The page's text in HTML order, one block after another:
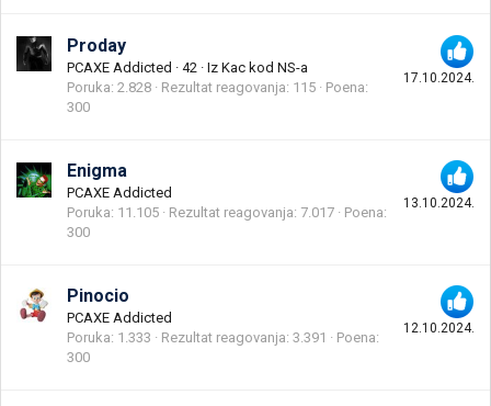
17.10.2024.
Proday
PCAXE Addicted · 42 · Iz Kac kod NS-a
Poruka 2.828 Rezultat reagovanja 115
Poena
300
13.10.2024.
Enigma
PCAXE Addicted
Poruka 11.105 Rezultat reagovanja 7.017
Poena
300
12.10.2024.
Pinocio
PCAXE Addicted
Poruka 1.333 Rezultat reagovanja 3.391
Poena
300